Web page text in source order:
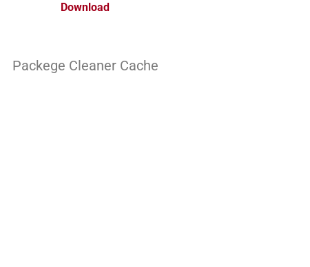
Download
Packege Cleaner Cache